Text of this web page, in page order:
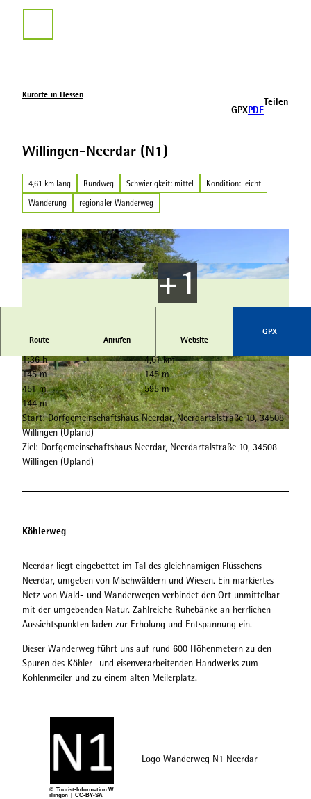
Kurorte in Hessen
GPXPDF
Teilen
Willingen-Neerdar (N1)
4,61 km lang Rundweg Schwierigkeit: mittel
Kondition: leicht
Wanderung
regionaler Wanderweg
© Harald Wilke, Neerdar |
© Harald Wilke, Neerdar | CC-BY-SA © Harald Wilke, Neerdar |CC-BY-SA
Route Anrufen Website
GPX
1:36 h
4,61 km
145 m
145 m
451 m
595 m
144 m
Start: Dorfgemeinschaftshaus Neerdar, Neerdartalstraße 10, 34508
Willingen (Upland)
Ziel: Dorfgemeinschaftshaus Neerdar, Neerdartalstraße 10, 34508
Willingen (Upland)
Köhlerweg
Neerdar liegt eingebettet im Tal des gleichnamigen Flüsschens
Neerdar, umgeben von Mischwäldern und Wiesen. Ein markiertes
Netz von Wald- und Wanderwegen verbindet den Ort unmittelbar
mit der umgebenden Natur. Zahlreiche Ruhebänke an herrlichen
Aussichtspunkten laden zur Erholung und Entspannung ein.
Dieser Wanderweg führt uns auf rund 600 Höhenmetern zu den
Spuren des Köhler- und eisenverarbeitenden Handwerks zum
Kohlenmeiler und zu einem alten Meilerplatz.
© Tourist-Information W
illingen | CC-BY-SA
Logo Wanderweg N1 Neerdar